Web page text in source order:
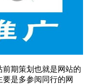
期策划也就是网站的
是多参阅同行的网